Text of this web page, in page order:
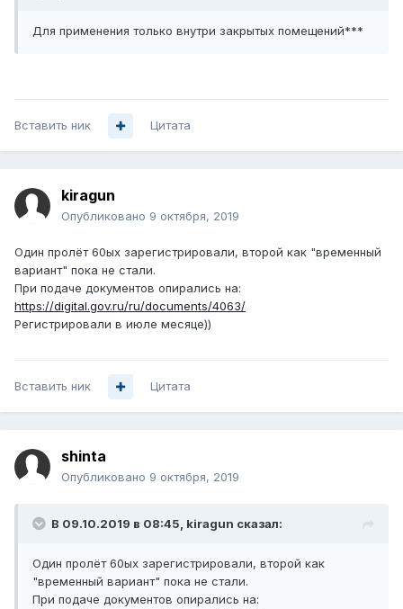
Для применения только внутри закрытых помещений***
Вставить ник Цитата
kiragun
Опубликовано 9 октября, 2019
Один пролёт 60ых зарегистрировали, второй как "временный
вариант" пока не стали.
При подаче документов опирались на:
https://digital.gov.ru/ru/documents/4063/
Регистрировали в июле месяце))
Вставить ник Цитата
shinta
Опубликовано 9 октября, 2019
В 09.10.2019 в 08:45, kiragun сказал:
Один пролёт 60ых зарегистрировали, второй как
"временный вариант" пока не стали.
При подаче документов опирались на: